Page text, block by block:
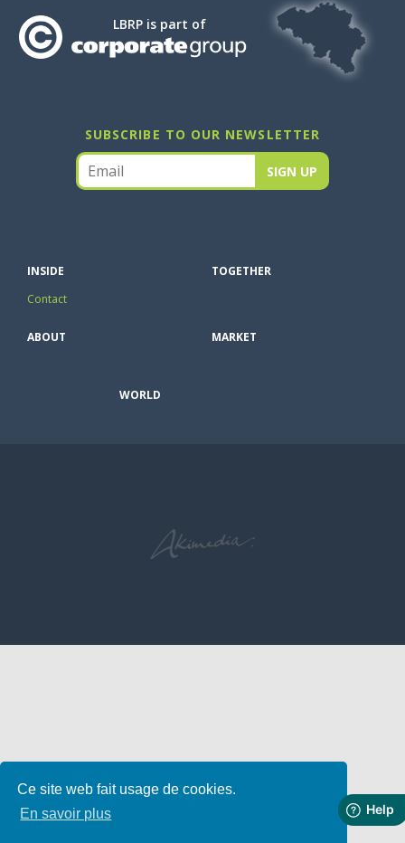
Ce site web fait usage de cookies.
En savoir plus
LBRP is part of
SUBSCRIBE TO OUR NEWSLETTER
INSIDE
Contact
TOGETHER
ABOUT MARKET
WORLD